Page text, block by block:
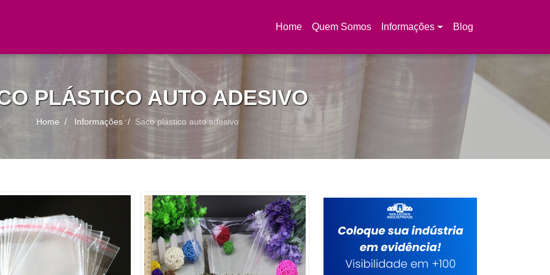
Home
(current)
Quem Somos Informações Blog
PLÁSTICO AUTO ADESIVO
Home Informações Saco plástico auto adesivo